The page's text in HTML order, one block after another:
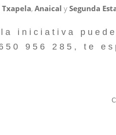
Txapela, Anaical y Segunda
iniciativa
956 285, te